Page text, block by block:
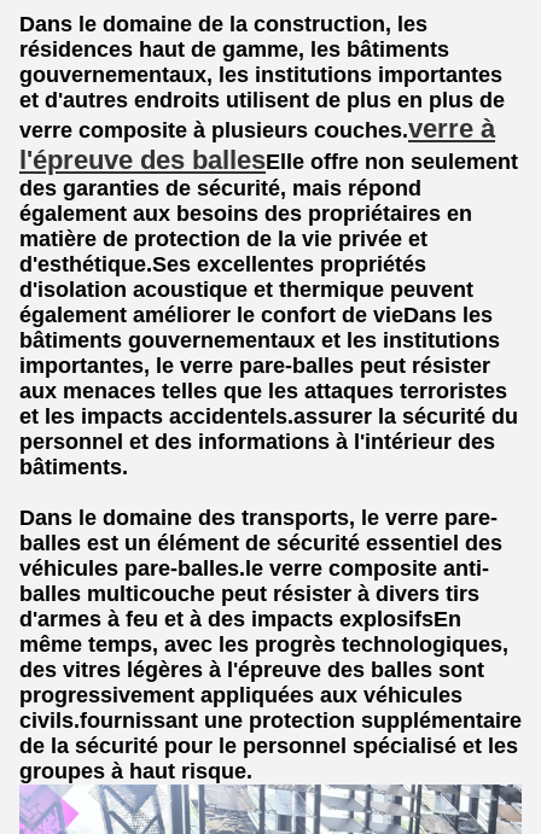
Dans le domaine de la construction, les
résidences haut de gamme, les bâtiments
gouvernementaux, les institutions importantes
et d'autres endroits utilisent de plus en plus de
verre composite à plusieurs couches.verre à
l'épreuve des ballesElle offre non seulement
des garanties de sécurité, mais répond
également aux besoins des propriétaires en
matière de protection de la vie privée et
d'esthétique.Ses excellentes propriétés
d'isolation acoustique et thermique peuvent
également améliorer le confort de vieDans les
bâtiments gouvernementaux et les institutions
importantes, le verre pare-balles peut résister
aux menaces telles que les attaques terroristes
et les impacts accidentels.assurer la sécurité du
personnel et des informations à l'intérieur des
bâtiments.
Dans le domaine des transports, le verre pare-
balles est un élément de sécurité essentiel des
véhicules pare-balles.le verre composite anti-
balles multicouche peut résister à divers tirs
d'armes à feu et à des impacts explosifsEn
même temps, avec les progrès technologiques,
des vitres légères à l'épreuve des balles sont
progressivement appliquées aux véhicules
civils.fournissant une protection supplémentaire
de la sécurité pour le personnel spécialisé et les
groupes à haut risque.